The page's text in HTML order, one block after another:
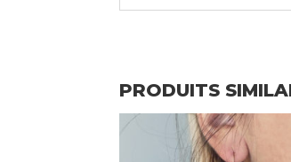
PRODUITS